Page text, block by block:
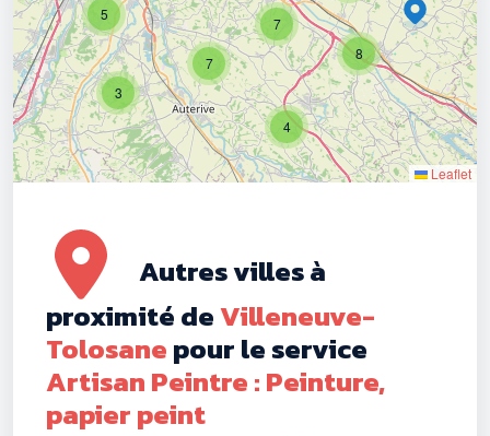
5
3
8
4
7
7
Leaflet
Autres villes à
proximité deVilleneuve-
Tolosanepour le service
Artisan Peintre : Peinture,
papier peint